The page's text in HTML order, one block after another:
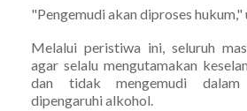
"Pengemudi akan diproses hukum,"
Melalui peristiwa ini, seluruh
agar selalu mengutamakan
dan tidak mengemudi dalam
dipengaruhi alkohol.